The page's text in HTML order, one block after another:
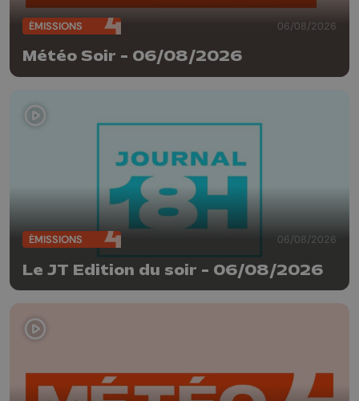
ÉMISSIONS 06/08/2026
Météo Soir - 06/08/2026
ÉMISSIONS 06/08/2026
Le JT Edition du soir - 06/08/2026